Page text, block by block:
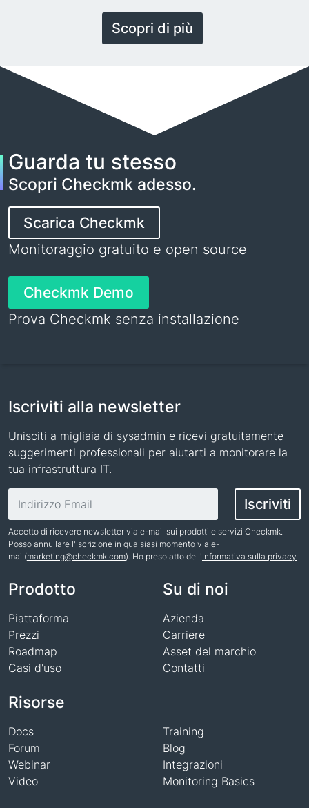
Scopri di più
Guarda tu stesso
Scopri Checkmk adesso.
Scarica Checkmk
Monitoraggio gratuito e open source
Checkmk Demo
Prova Checkmk senza installazione
Iscriviti alla newsletter
Unisciti a migliaia di sysadmin e ricevi gratuitamente
suggerimenti professionali per aiutarti a monitorare la
tua infrastruttura IT.
Iscriviti
Accetto di ricevere newsletter via e-mail sui prodotti e servizi Checkmk.
Posso annullare l'iscrizione in qualsiasi momento via e-
mail(marketing@checkmk.com). Ho preso atto dell'Informativa sulla privacy
Prodotto
Piattaforma
Prezzi
Roadmap
Casi d'uso
Risorse
Docs
Forum
Webinar
Video
Training
Blog
Integrazioni
Monitoring Basics
Su di noi
Azienda
Carriere
Asset del marchio
Contatti